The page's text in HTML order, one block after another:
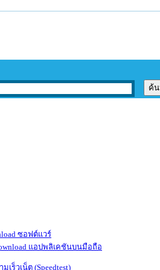
ซอฟต์แวร์
แอปพลิเคชันบนมือถือ
เร็วเน็ต (Speedtest)